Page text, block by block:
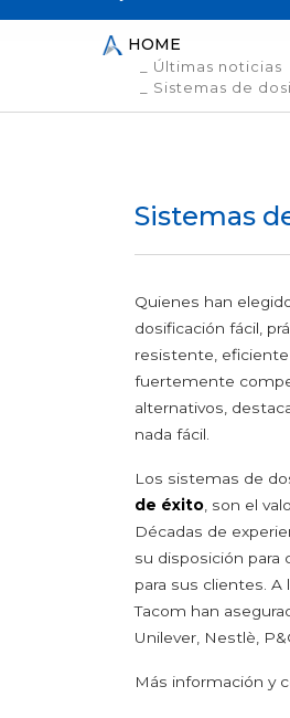
Diseñadores de
packaging
HOME
_ Últimas noticias
_ Sistemas de
Sistemas
Quienes han
dosificación fácil,
resistente,
fuertemente
alternativos,
nada fácil.
Los sistemas de
de éxito , son el
Décadas de
su disposición para
para sus clientes.
Tacom han
Unilever, Nestlè,
Más información y